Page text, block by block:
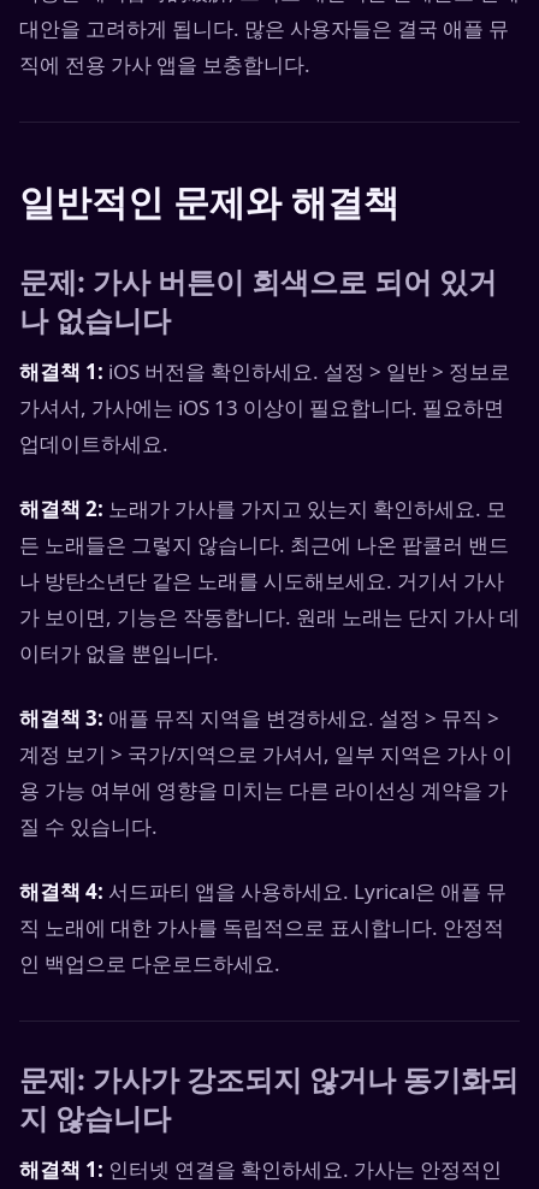
대안을 고려하게 됩니다. 많은 사용자들은 결국 애플 뮤
직에 전용 가사 앱을 보충합니다.
일반적인 문제와 해결책
문제: 가사 버튼이 회색으로 되어 있거
나 없습니다
해결책 1: iOS 버전을 확인하세요. 설정 > 일반 > 정보로
가셔서, 가사에는 iOS 13 이상이 필요합니다. 필요하면
업데이트하세요.
해결책 2: 노래가 가사를 가지고 있는지 확인하세요. 모
든 노래들은 그렇지 않습니다. 최근에 나온 팝쿨러 밴드
나 방탄소년단 같은 노래를 시도해보세요. 거기서 가사
가 보이면, 기능은 작동합니다. 원래 노래는 단지 가사 데
이터가 없을 뿐입니다.
해결책 3: 애플 뮤직 지역을 변경하세요. 설정 > 뮤직 >
계정 보기 > 국가/지역으로 가셔서, 일부 지역은 가사 이
용 가능 여부에 영향을 미치는 다른 라이선싱 계약을 가
질 수 있습니다.
해결책 4: 서드파티 앱을 사용하세요. Lyrical은 애플 뮤
직 노래에 대한 가사를 독립적으로 표시합니다. 안정적
인 백업으로 다운로드하세요.
문제: 가사가 강조되지 않거나 동기화되
지 않습니다
해결책 1: 인터넷 연결을 확인하세요. 가사는 안정적인